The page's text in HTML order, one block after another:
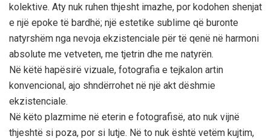
kolektive. Aty nuk ruhen thjesht imazhe, por kodohen shenjat
e një epoke të bardhë; një estetike sublime që buronte
natyrshëm nga nevoja ekzistenciale për të qenë në harmoni
absolute me vetveten, me tjetrin dhe me natyrën.
Në këtë hapësirë vizuale, fotografia e tejkalon artin
konvencional, ajo shndërrohet në një akt dëshmie
ekzistenciale.
Në këto plazmime në eterin e fotografisë, ato nuk vijnë
thjeshtë si poza, por si lutje. Në to nuk është vetëm kujtim,